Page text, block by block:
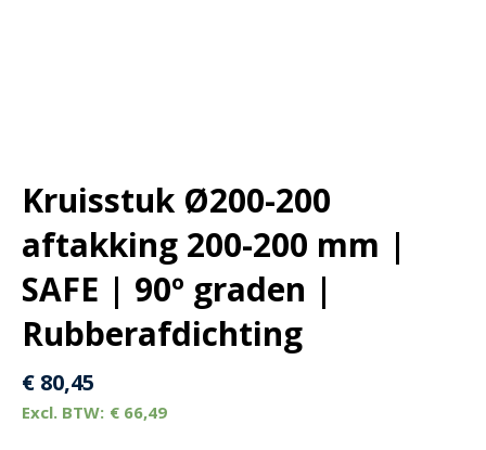
Kruisstuk Ø200-200
aftakking 200-200 mm |
SAFE | 90º graden |
Rubberafdichting
€ 80,45
€ 66,49